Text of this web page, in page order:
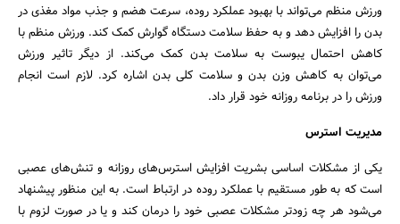
ورزش منظم می‌تواند با بهبود عملکرد روده، سرعت هضم و جذب مواد مغذی در
بدن را افزایش دهد و به حفظ سلامت دستگاه گوارش کمک کند. ورزش منظم با
کاهش احتمال یبوست به سلامت بدن کمک می‌کند. از دیگر تاثیر ورزش
می‌توان به کاهش وزن بدن و سلامت کلی بدن اشاره کرد. لازم است انجام
ورزش را در برنامه روزانه خود قرار داد.
مدیریت استرس
یکی از مشکلات اساسی بشریت افزایش استرس‌های روزانه و تنش‌های عصبی
است که به طور مستقیم با عملکرد روده در ارتباط است. به این منظور پیشنهاد
می‌شود هر چه زودتر مشکلات عصبی خود را درمان کند و یا در صورت لزوم با